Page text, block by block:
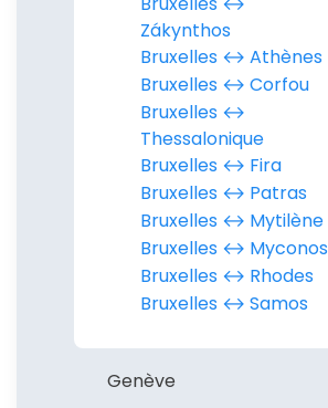
Zákynthos
Bruxelles ↔︎ Athènes
Bruxelles ↔︎ Corfou
Bruxelles ↔︎
Thessalonique
Bruxelles ↔︎ Fira
Bruxelles ↔︎ Patras
Bruxelles ↔︎ Mytilène
Bruxelles ↔︎ Myconos
Bruxelles ↔︎ Rhodes
Bruxelles ↔︎ Samos
Genève